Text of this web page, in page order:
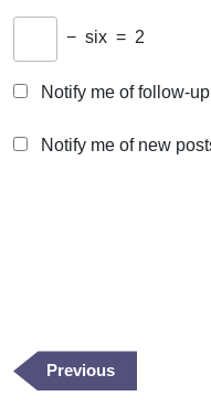
− six = 2
Notify me of follow-
Notify me of new
Previous
Post
Previous